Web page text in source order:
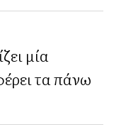
μία
τα πάνω